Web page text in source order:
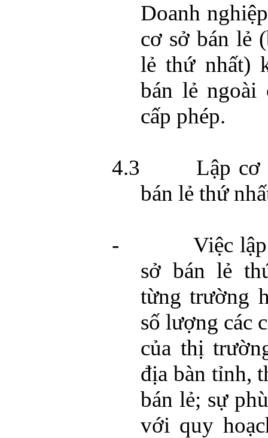
Doanh
cơ sở bán lẻ
lẻ thứ nhất)
bán lẻ ngoài
cấp phép.
4.3
Lập cơ
bán lẻ thứ
-
Việc
sở bán lẻ
từng trường
số lượng các
của thị
địa bàn tỉnh,
bán lẻ; sự
với quy